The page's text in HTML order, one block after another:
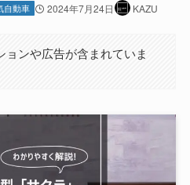
自動車 2024年7月24日 KAZU
ンや広告が含まれていま